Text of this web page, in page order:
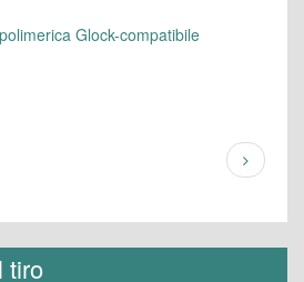
Glock-compatibile
tiro